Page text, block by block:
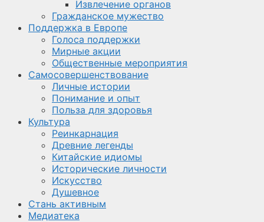
Извлечение органов
Гражданское мужество
Поддержка в Европе
Голоса поддержки
Мирные акции
Общественные мероприятия
Самосовершенствование
Личные истории
Понимание и опыт
Польза для здоровья
Культура
Реинкарнация
Древние легенды
Китайские идиомы
Исторические личности
Искусство
Душевное
Стань активным
Медиатека